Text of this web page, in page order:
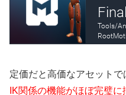
定価だと高価なアセットで
IK関係の機能がほぼ完璧に